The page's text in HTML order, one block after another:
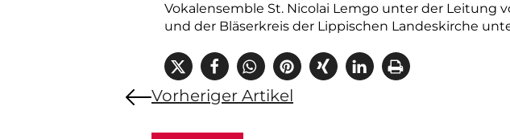
Vokalensemble St. Nicolai Lemgo unter der Leitung
und der Bläserkreis der Lippischen Landeskirche
Vorheriger Artikel